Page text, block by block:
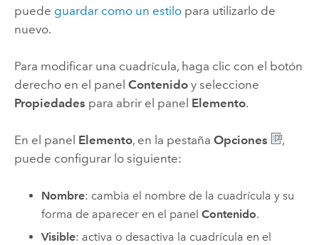
puede guardar como un estilopara utilizarlo de
nuevo.
Para modificar una cuadrícula, haga clic con el botón
derecho en el panel Contenidoy seleccione
Propiedades para abrir el panel Elemento.
En el panel Elemento, en la pestaña Opciones
,
puede configurar lo siguiente:
Nombre: cambia el nombre de la cuadrícula y su
forma de aparecer en el panelContenido.
Visible: activa o desactiva la cuadrícula en el